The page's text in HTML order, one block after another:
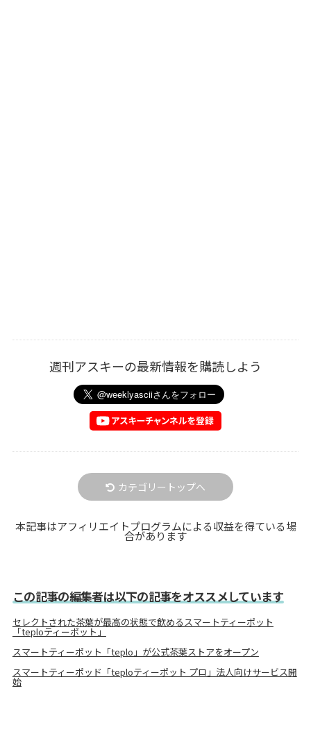
週刊アスキーの最新情報を購読しよう
カテゴリートップへ
本記事はアフィリエイトプログラムによる収益を得ている場
合があります
この記事の編集者は以下の記事をオススメしています
セレクトされた茶葉が最高の状態で飲めるスマートティーポット
「teploティーポット」
スマートティーポット「teplo」が公式茶葉ストアをオープン
スマートティーポッド「teploティーポット プロ」法人向けサービス開
始